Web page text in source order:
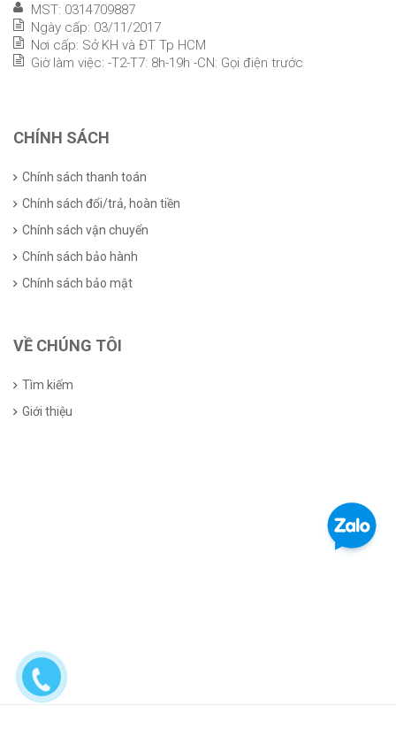
MST: 0314709887
Ngày cấp: 03/11/2017
Nơi cấp: Sở KH và ĐT Tp HCM
Giờ làm việc: -T2-T7: 8h-19h -CN: Gọi điện trước
CHÍNH SÁCH
Chính sách thanh toán
Chính sách đổi/trả, hoàn tiền
Chính sách vận chuyển
Chính sách bảo hành
Chính sách bảo mật
VỀ CHÚNG TÔI
Tìm kiếm
Giới thiệu